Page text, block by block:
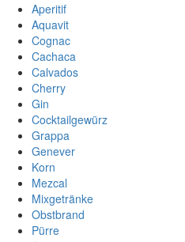
Aperitif
Aquavit
Cognac
Cachaca
Calvados
Cherry
Gin
Cocktailgewürz
Grappa
Genever
Korn
Mezcal
Mixgetränke
Obstbrand
Pürre